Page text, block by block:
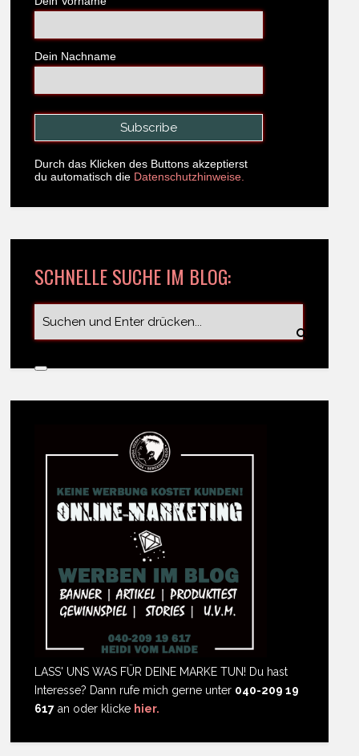
Dein Nachname
Durch das Klicken des Buttons akzeptierst
du automatisch die Datenschutzhinweise.
SCHNELLE SUCHE IM BLOG:
LASS' UNS WAS FÜR DEINE MARKE TUN! Du hast
Interesse? Dann rufe mich gerne unter 040-209 19
617 an oder klicke hier.